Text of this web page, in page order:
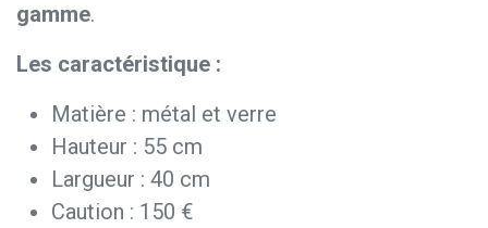
gamme.
Les caractéristique :
Matière : métal et verre
Hauteur : 55 cm
Largueur : 40 cm
Caution : 150 €